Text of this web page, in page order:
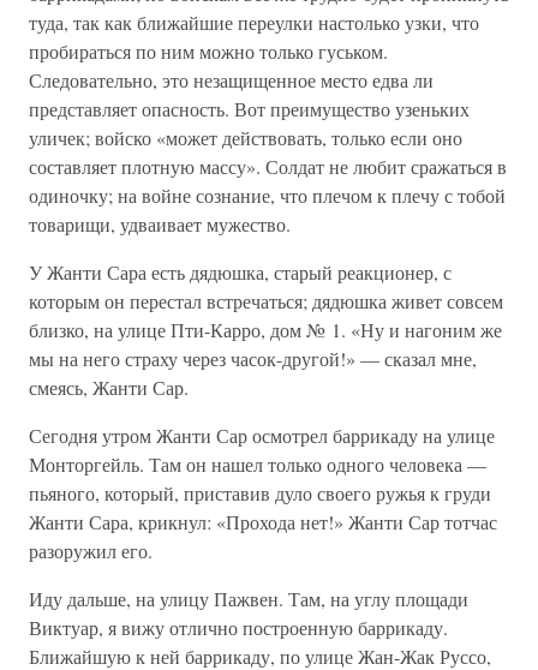
туда, так как ближайшие переулки настолько узки, что
пробираться по ним можно только гуськом.
Следовательно, это незащищенное место едва ли
представляет опасность. Вот преимущество узеньких
уличек; войско «может действовать, только если оно
составляет плотную массу». Солдат не любит сражаться в
одиночку; на войне сознание, что плечом к плечу с тобой
товарищи, удваивает мужество.
У Жанти Сара есть дядюшка, старый реакционер, с
которым он перестал встречаться; дядюшка живет совсем
близко, на улице Пти-Карро, дом № 1. «Ну и нагоним же
мы на него страху через часок-другой!» — сказал мне,
смеясь, Жанти Сар.
Сегодня утром Жанти Сар осмотрел баррикаду на улице
Монторгейль. Там он нашел только одного человека —
пьяного, который, приставив дуло своего ружья к груди
Жанти Сара, крикнул: «Прохода нет!» Жанти Сар тотчас
разоружил его.
Иду дальше, на улицу Пажвен. Там, на углу площади
Виктуар, я вижу отлично построенную баррикаду.
Ближайшую к ней баррикаду, по улице Жан-Жак Руссо,